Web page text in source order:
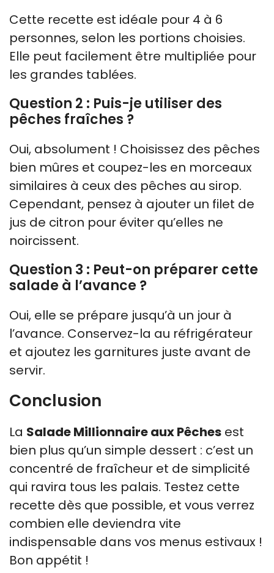
Cette recette est idéale pour 4 à 6
personnes, selon les portions choisies.
Elle peut facilement être multipliée pour
les grandes tablées.
Question 2 : Puis-je utiliser des
pêches fraîches ?
Oui, absolument ! Choisissez des pêches
bien mûres et coupez-les en morceaux
similaires à ceux des pêches au sirop.
Cependant, pensez à ajouter un filet de
jus de citron pour éviter qu’elles ne
noircissent.
Question 3 : Peut-on préparer cette
salade à l’avance ?
Oui, elle se prépare jusqu’à un jour à
l’avance. Conservez-la au réfrigérateur
et ajoutez les garnitures juste avant de
servir.
Conclusion
La Salade Millionnaire aux Pêches est
bien plus qu’un simple dessert : c’est un
concentré de fraîcheur et de simplicité
qui ravira tous les palais. Testez cette
recette dès que possible, et vous verrez
combien elle deviendra vite
indispensable dans vos menus estivaux !
Bon appétit !